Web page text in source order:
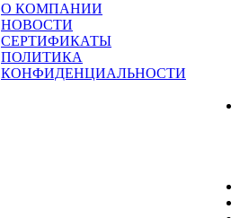
О КОМПАНИИ
НОВОСТИ
СЕРТИФИКАТЫ
ПОЛИТИКА
КОНФИДЕНЦИАЛЬНОСТИ